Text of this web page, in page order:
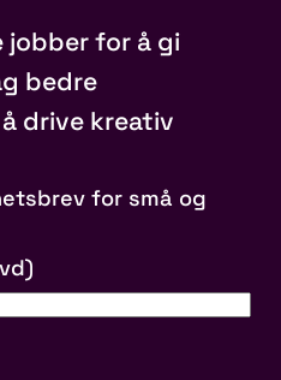
jobber for å gi
bedre
drive kreativ
for små og